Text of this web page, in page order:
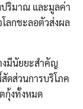
ปริมาณ และมูลค่า
ลกชะลอตัวส่งผล
งมีนัยยะสำคัญ
ดส่วนการบริโภค
กุ้งทั้งหมด